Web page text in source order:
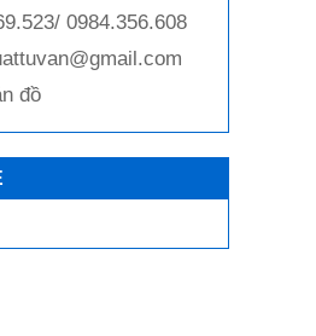
0984.356.608
đồ